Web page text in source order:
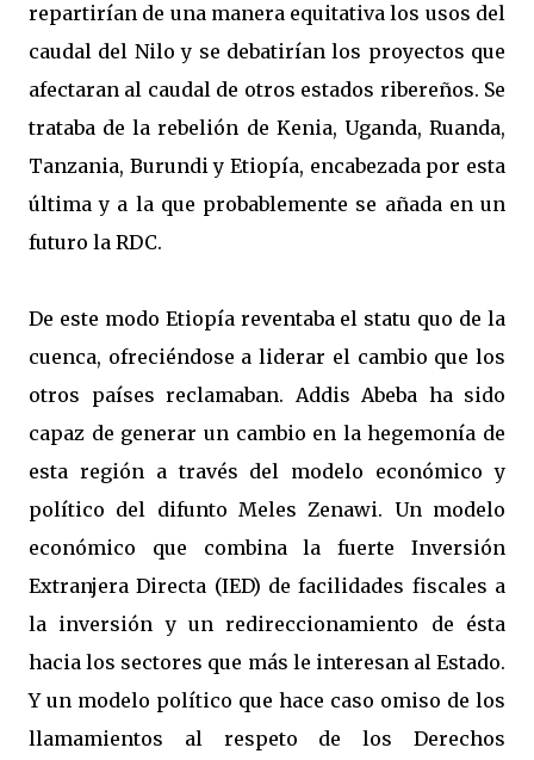
repartirían de una manera equitativa los usos del
caudal del Nilo y se debatirían los proyectos que
afectaran al caudal de otros estados ribereños. Se
trataba de la rebelión de Kenia, Uganda, Ruanda,
Tanzania, Burundi y Etiopía, encabezada por esta
última y a la que probablemente se añada en un
futuro la RDC.
De este modo Etiopía reventaba el statu quo de la
cuenca, ofreciéndose a liderar el cambio que los
otros países reclamaban. Addis Abeba ha sido
capaz de generar un cambio en la hegemonía de
esta región a través del modelo económico y
político del difunto Meles Zenawi. Un modelo
económico que combina la fuerte Inversión
Extranjera Directa (IED) de facilidades fiscales a
la inversión y un redireccionamiento de ésta
hacia los sectores que más le interesan al Estado.
Y un modelo político que hace caso omiso de los
llamamientos al respeto de los Derechos